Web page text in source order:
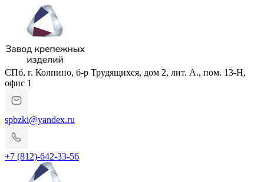
СПб, г. Колпино, б-р Трудящихся, дом 2, лит. А., пом. 13-Н,
офис 1
spbzki@yandex.ru
+7 (812)-642-33-56